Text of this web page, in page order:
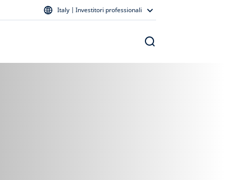
Italy | Investitori professionali